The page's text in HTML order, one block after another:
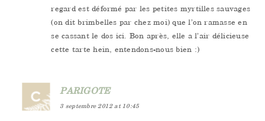
regard est déformé par les petites myrtilles sauvages
(on dit brimbelles par chez moi) que l’on ramasse en
se cassant le dos ici. Bon après, elle a l’air délicieuse
cette tarte hein, entendons-nous bien :)
PARIGOTE
3 septembre 2012 at 10:45